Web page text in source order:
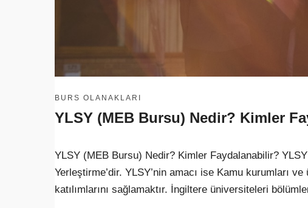
BURS OLANAKLARI
YLSY (MEB Bursu) Nedir? Kimler
YLSY (MEB Bursu) Nedir? Kimler Faydalanabilir?
Yerleştirme’dir. YLSY’nin amacı ise Kamu kurumları
katılımlarını sağlamaktır. İngiltere üniversiteleri